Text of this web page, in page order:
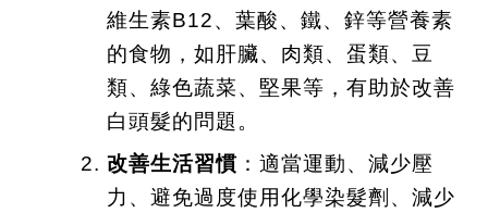
維生素B12、葉酸、鐵、鋅等營養素
的食物，如肝臟、肉類、蛋類、豆
類、綠色蔬菜、堅果等，有助於改善
白頭髮的問題。
改善生活習慣 ：適當運動、減少壓
力、避免過度使用化學染髮劑、減少